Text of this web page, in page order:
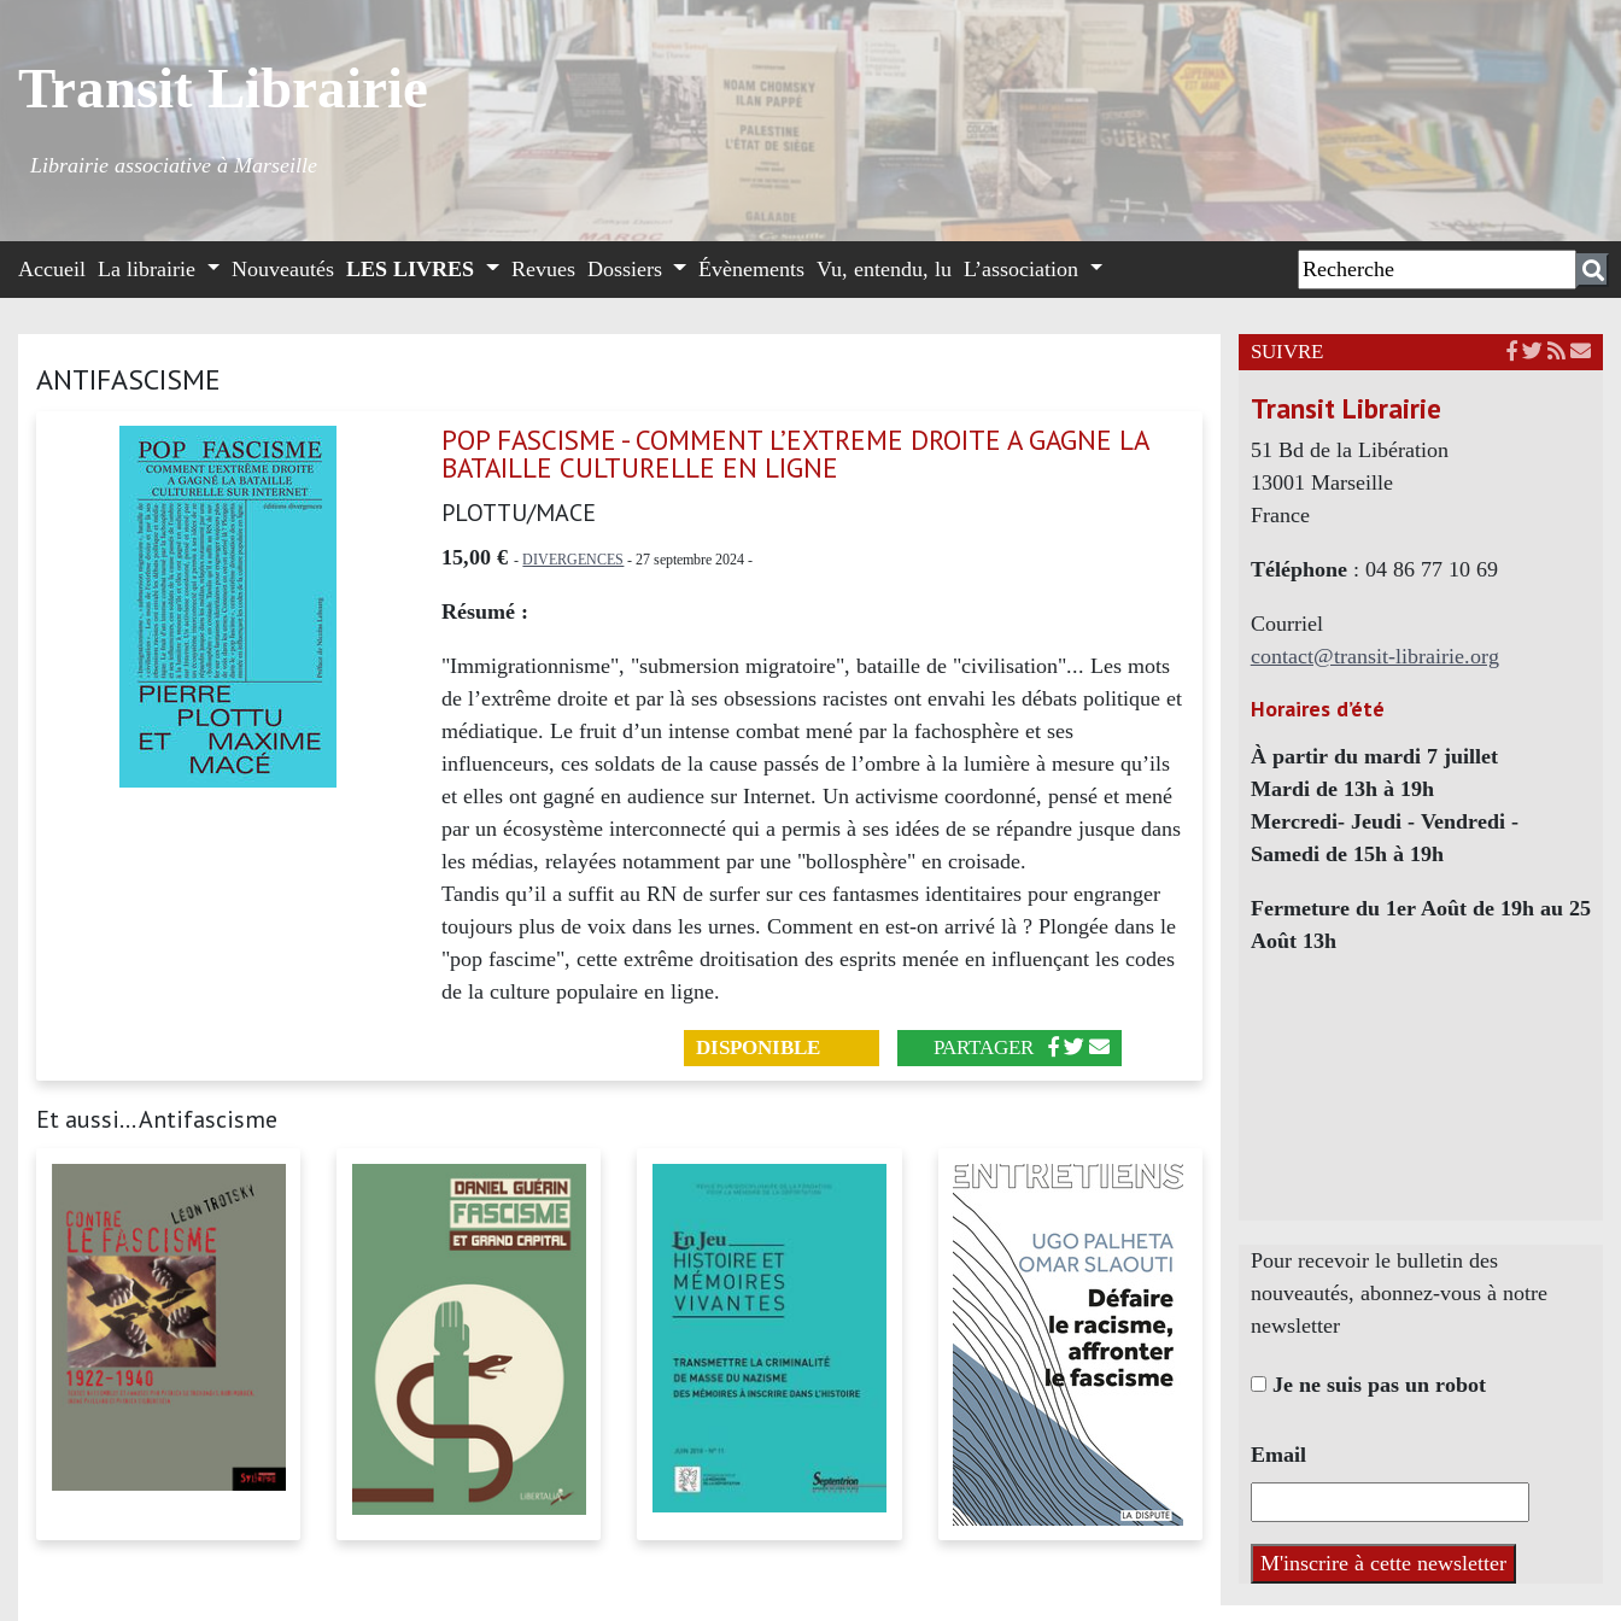
Transit Librairie
Librairie associative à Marseille
Accueil La librairie Nouveautés LES LIVRES Revues Dossiers Évènements Vu, entendu, lu L’association
ANTIFASCISME
POP FASCISME - COMMENT L’EXTREME DROITE A GAGNE LA
BATAILLE CULTURELLE EN LIGNE
PLOTTU/MACE
15,00 € -DIVERGENCES - 27 septembre 2024 -
Résumé :
"Immigrationnisme", "submersion migratoire", bataille de "civilisation"... Les mots
de l’extrême droite et par là ses obsessions racistes ont envahi les débats politique et
médiatique. Le fruit d’un intense combat mené par la fachosphère et ses
influenceurs, ces soldats de la cause passés de l’ombre à la lumière à mesure qu’ils
et elles ont gagné en audience sur Internet. Un activisme coordonné, pensé et mené
par un écosystème interconnecté qui a permis à ses idées de se répandre jusque dans
les médias, relayées notamment par une "bollosphère" en croisade.
Tandis qu’il a suffit au RN de surfer sur ces fantasmes identitaires pour engranger
toujours plus de voix dans les urnes. Comment en est-on arrivé là ? Plongée dans le
"pop fascime", cette extrême droitisation des esprits menée en influençant les codes
de la culture populaire en ligne.
DISPONIBLE PARTAGER
Et aussi... Antifascisme
SUIVRE
Transit Librairie
51 Bd de la Libération
13001 Marseille
France
Téléphone: 04 86 77 10 69
Courriel
contact@transit-librairie.org
Horaires d’été
À partir du mardi 7 juillet
Mardi de 13h à 19h
Mercredi- Jeudi - Vendredi -
Samedi de 15h à 19h
Fermeture du 1er Août de 19h au 25
Août 13h
Pour recevoir le bulletin des
nouveautés, abonnez-vous à notre
newsletter
Je ne suis pas un robot
Email